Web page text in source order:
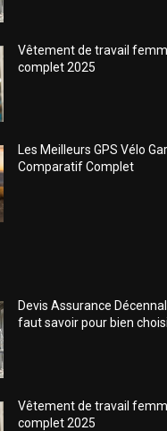
Vêtement de travail
complet 2025
Les Meilleurs GPS Vélo
Comparatif Complet
Devis Assurance
faut savoir pour bien
Vêtement de travail
complet 2025